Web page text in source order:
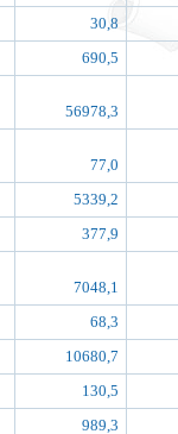
30,8
690,5
56978,3
77,0
5339,2
377,9
7048,1
68,3
10680,7
130,5
989,3